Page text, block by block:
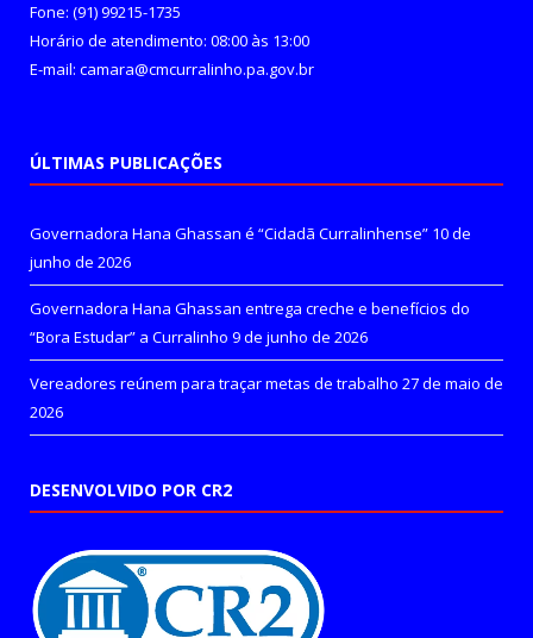
Fone: (91) 99215-1735
Horário de atendimento: 08:00 às 13:00
E-mail: camara@cmcurralinho.pa.gov.br
ÚLTIMAS PUBLICAÇÕES
Governadora Hana Ghassan é “Cidadã Curralinhense” 10 de
junho de 2026
Governadora Hana Ghassan entrega creche e benefícios do
“Bora Estudar” a Curralinho 9 de junho de 2026
Vereadores reúnem para traçar metas de trabalho 27 de maio de
2026
DESENVOLVIDO POR CR2